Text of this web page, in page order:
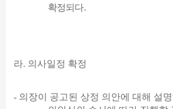
확정되다.
라. 의사일정 확정
- 의장이 공고된 상정 의안에 대해 설